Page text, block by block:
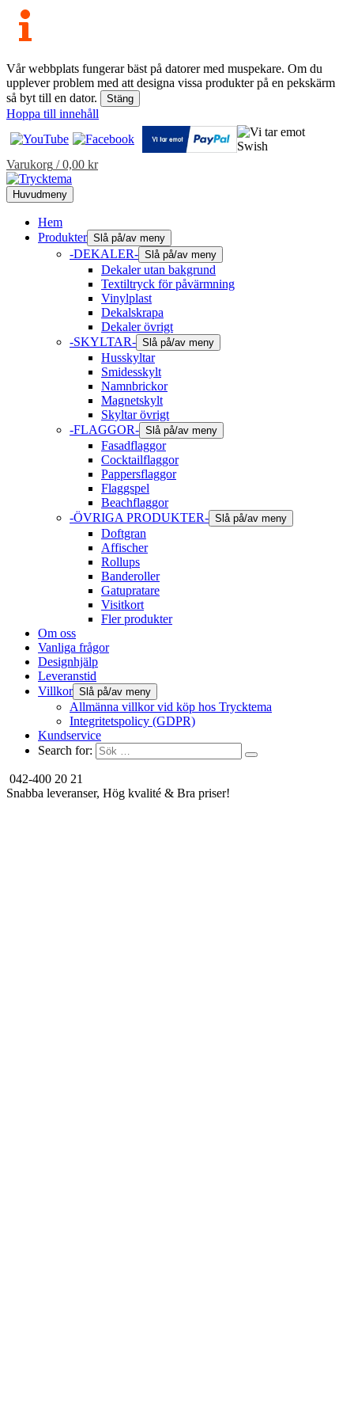
Vår webbplats fungerar bäst på datorer med muspekare. Om du
upplever problem med att designa vissa produkter på en pekskärm
så byt till en dator.
Stäng
Hoppa till innehåll
Varukorg /0,00 kr
Huvudmeny
Hem
Produkter Slå på/av meny
-DEKALER- Slå på/av meny
Dekaler utan bakgrund
Textiltryck för påvärmning
Vinylplast
Dekalskrapa
Dekaler övrigt
-SKYLTAR- Slå på/av meny
Husskyltar
Smidesskylt
Namnbrickor
Magnetskylt
Skyltar övrigt
-FLAGGOR- Slå på/av meny
Fasadflaggor
Cocktailflaggor
Pappersflaggor
Flaggspel
Beachflaggor
-ÖVRIGA PRODUKTER- Slå på/av meny
Doftgran
Affischer
Rollups
Banderoller
Gatupratare
Visitkort
Fler produkter
Om oss
Vanliga frågor
Designhjälp
Leveranstid
Villkor Slå på/av meny
Allmänna villkor vid köp hos Trycktema
Integritetspolicy (GDPR)
Kundservice
Search for:
042-400 20 21
Snabba leveranser, Hög kvalité & Bra priser!